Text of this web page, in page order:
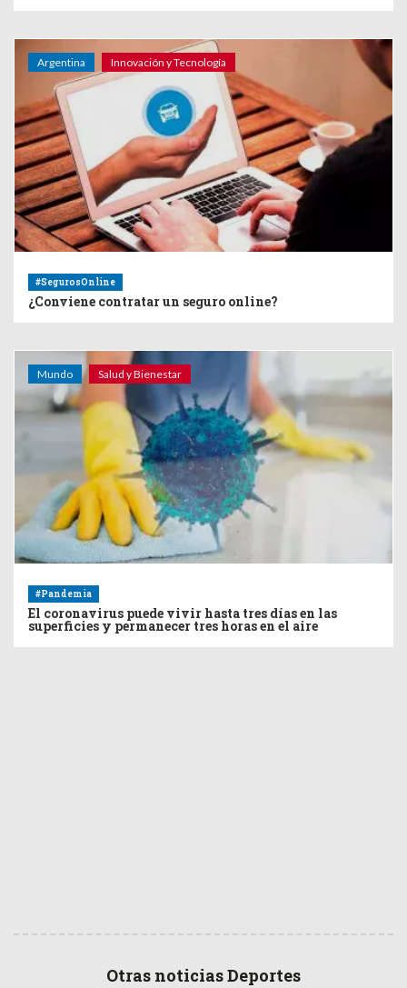
Argentina Innovación y Tecnología
#SegurosOnline
¿Conviene contratar un seguro online?
Mundo Salud y Bienestar
#Pandemia
El coronavirus puede vivir hasta tres días en las
superficies y permanecer tres horas en el aire
Otras noticias Deportes